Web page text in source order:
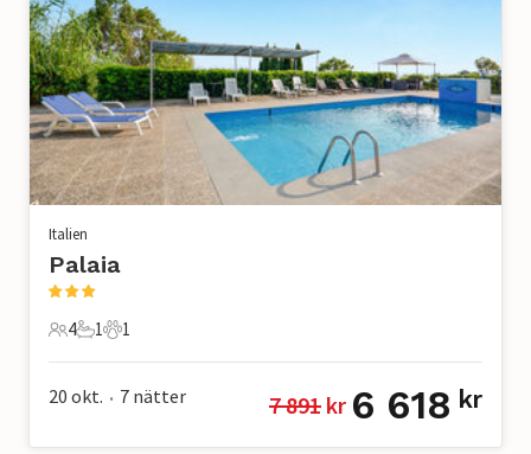
Italien
Palaia
4 Gäster
4
1 Badrum
1
1 Husdjur
1
20 okt. • 7 nätter 7 891 kr 6 618 kr